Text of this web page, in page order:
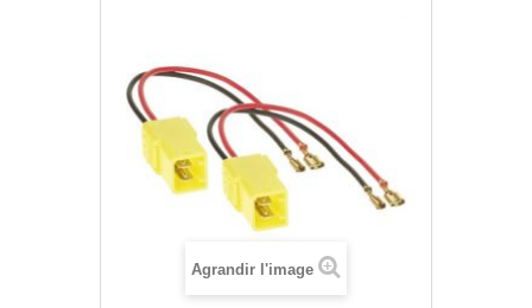
Agrandir l'image